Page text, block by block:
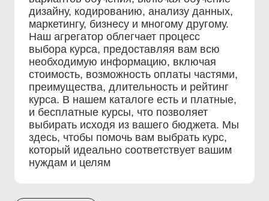
дизайну, кодированию, анализу данных,
маркетингу, бизнесу и многому другому.
Наш агрегатор облегчает процесс
выбора курса, предоставляя вам всю
необходимую информацию, включая
стоимость, возможность оплаты частями,
преимущества, длительность и рейтинг
курса. В нашем каталоге есть и платные,
и бесплатные курсы, что позволяет
выбирать исходя из вашего бюджета. Мы
здесь, чтобы помочь вам выбрать курс,
который идеально соответствует вашим
нуждам и целям